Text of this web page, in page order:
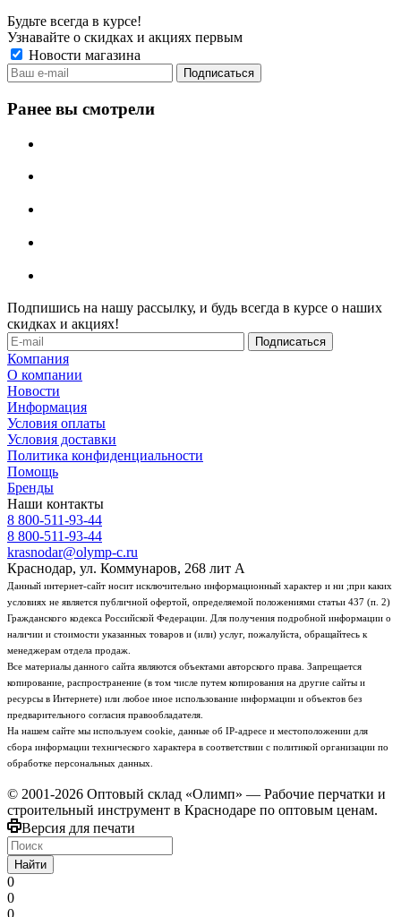
Будьте всегда в курсе!
Узнавайте о скидках и акциях первым
Новости магазина
Ранее вы смотрели
Подпишись на нашу рассылку, и будь всегда в курсе о наших
скидках и акциях!
Компания
О компании
Новости
Информация
Условия оплаты
Условия доставки
Политика конфиденциальности
Помощь
Бренды
Наши контакты
8 800-511-93-44
8 800-511-93-44
krasnodar@olymp-c.ru
Краснодар, ул. Коммунаров, 268 лит А
Данный интернет-сайт носит исключительно информационный характер и ни ;при каких
условиях не является публичной офертой, определяемой положениями статьи 437 (п. 2)
Гражданского кодекса Российской Федерации. Для получения подробной информации о
наличии и стоимости указанных товаров и (или) услуг, пожалуйста, обращайтесь к
менеджерам отдела продаж.
Все материалы данного сайта являются объектами авторского права. Запрещается
копирование, распространение (в том числе путем копирования на другие сайты и
ресурсы в Интернете) или любое иное использование информации и объектов без
предварительного согласия правообладателя.
На нашем сайте мы используем cookie, данные об IP-адресе и местоположении для
сбора информации технического характера в соответствии с политикой организации по
обработке персональных данных.
© 2001-2026 Оптовый склад «Олимп» — Рабочие перчатки и
строительный инструмент в Краснодаре по оптовым ценам.
Версия для печати
Найти
0
0